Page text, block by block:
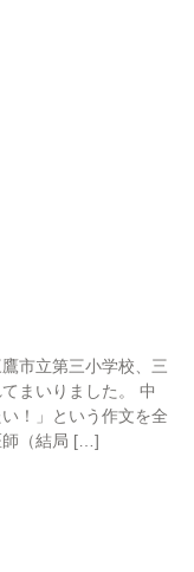
市立第三小学校、三
まいりました。 中
！」という作文を全
師（結局 […]